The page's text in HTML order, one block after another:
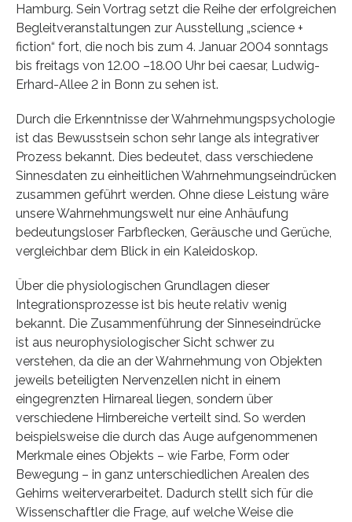
Hamburg. Sein Vortrag setzt die Reihe der erfolgreichen
Begleitveranstaltungen zur Ausstellung „science +
fiction“ fort, die noch bis zum 4. Januar 2004 sonntags
bis freitags von 12.00 –18.00 Uhr bei caesar, Ludwig-
Erhard-Allee 2 in Bonn zu sehen ist.
Durch die Erkenntnisse der Wahrnehmungspsychologie
ist das Bewusstsein schon sehr lange als integrativer
Prozess bekannt. Dies bedeutet, dass verschiedene
Sinnesdaten zu einheitlichen Wahrnehmungseindrücken
zusammen geführt werden. Ohne diese Leistung wäre
unsere Wahrnehmungswelt nur eine Anhäufung
bedeutungsloser Farbflecken, Geräusche und Gerüche,
vergleichbar dem Blick in ein Kaleidoskop.
Über die physiologischen Grundlagen dieser
Integrationsprozesse ist bis heute relativ wenig
bekannt. Die Zusammenführung der Sinneseindrücke
ist aus neurophysiologischer Sicht schwer zu
verstehen, da die an der Wahrnehmung von Objekten
jeweils beteiligten Nervenzellen nicht in einem
eingegrenzten Hirnareal liegen, sondern über
verschiedene Hirnbereiche verteilt sind. So werden
beispielsweise die durch das Auge aufgenommenen
Merkmale eines Objekts – wie Farbe, Form oder
Bewegung – in ganz unterschiedlichen Arealen des
Gehirns weiterverarbeitet. Dadurch stellt sich für die
Wissenschaftler die Frage, auf welche Weise die